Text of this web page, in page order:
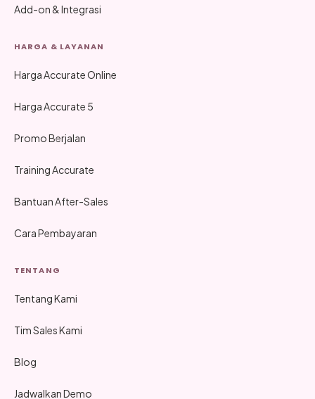
Add-on & Integrasi
HARGA & LAYANAN
Harga Accurate Online
Harga Accurate 5
Promo Berjalan
Training Accurate
Bantuan After-Sales
Cara Pembayaran
TENTANG
Tentang Kami
Tim Sales Kami
Blog
Jadwalkan Demo